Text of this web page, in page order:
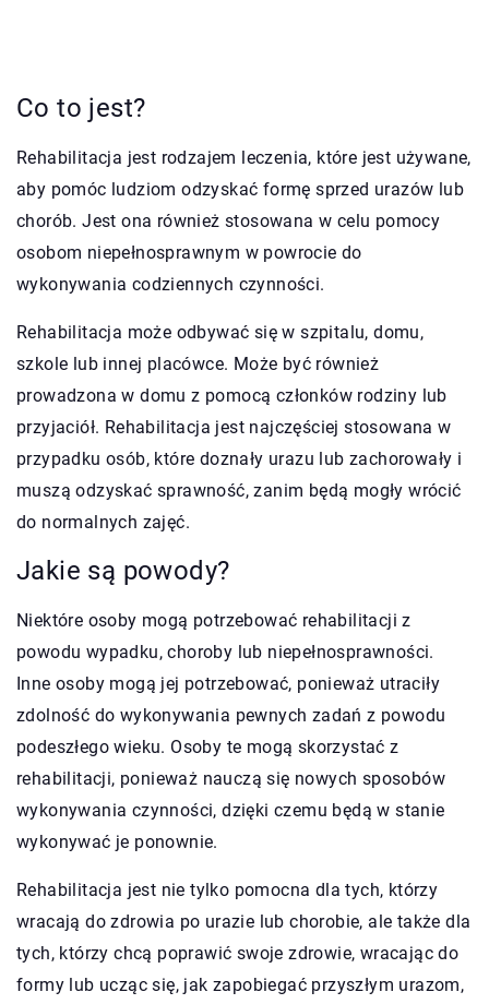
Co to jest?
Rehabilitacja jest rodzajem leczenia, które jest używane,
aby pomóc ludziom odzyskać formę sprzed urazów lub
chorób. Jest ona również stosowana w celu pomocy
osobom niepełnosprawnym w powrocie do
wykonywania codziennych czynności.
Rehabilitacja może odbywać się w szpitalu, domu,
szkole lub innej placówce. Może być również
prowadzona w domu z pomocą członków rodziny lub
przyjaciół. Rehabilitacja jest najczęściej stosowana w
przypadku osób, które doznały urazu lub zachorowały i
muszą odzyskać sprawność, zanim będą mogły wrócić
do normalnych zajęć.
Jakie są powody?
Niektóre osoby mogą potrzebować rehabilitacji z
powodu wypadku, choroby lub niepełnosprawności.
Inne osoby mogą jej potrzebować, ponieważ utraciły
zdolność do wykonywania pewnych zadań z powodu
podeszłego wieku. Osoby te mogą skorzystać z
rehabilitacji, ponieważ nauczą się nowych sposobów
wykonywania czynności, dzięki czemu będą w stanie
wykonywać je ponownie.
Rehabilitacja jest nie tylko pomocna dla tych, którzy
wracają do zdrowia po urazie lub chorobie, ale także dla
tych, którzy chcą poprawić swoje zdrowie, wracając do
formy lub ucząc się, jak zapobiegać przyszłym urazom,